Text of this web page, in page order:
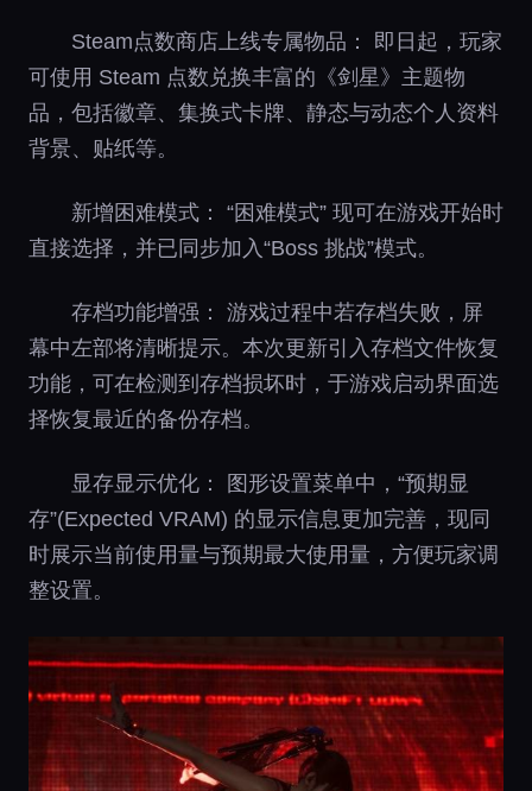
Steam点数商店上线专属物品： 即日起，玩家
可使用 Steam 点数兑换丰富的《剑星》主题物
品，包括徽章、集换式卡牌、静态与动态个人资料
背景、贴纸等。
新增困难模式： “困难模式” 现可在游戏开始时
直接选择，并已同步加入“Boss 挑战”模式。
存档功能增强： 游戏过程中若存档失败，屏
幕中左部将清晰提示。本次更新引入 存档文件恢复
功能，可在检测到存档损坏时，于游戏启动界面选
择恢复最近的备份存档。
显存显示优化： 图形设置菜单中，“预期显
存”(Expected VRAM) 的显示信息更加完善，现同
时展示当前使用量与预期最大使用量，方便玩家调
整设置。